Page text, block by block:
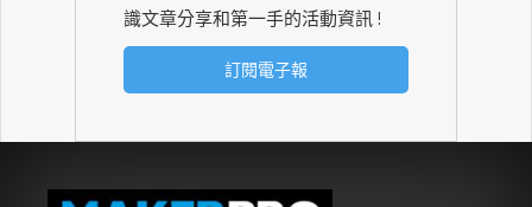
識文章分享和第一手的活動資訊 !